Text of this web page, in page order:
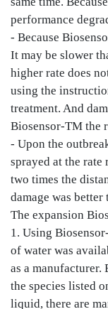
performance
- Because
It may be slower
higher rate does
using the
treatment. And
Biosensor-TM the
- Upon the
sprayed at the rate
two times the
damage was better
The expansion
1. Using
of water was
as a
the species listed
liquid, there are